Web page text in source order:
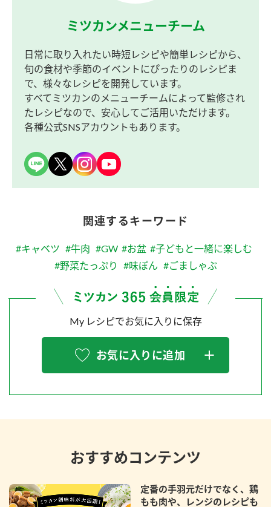
ミツカンメニューチーム
日常に取り入れたい時短レシピや簡単レシピから、
旬の食材や季節のイベントにぴったりのレシピま
で、様々なレシピを開発しています。
すべてミツカンのメニューチームによって監修され
たレシピなので、安心してご活用いただけます。
各種公式SNSアカウントもあります。
関連するキーワード
#キャベツ #牛肉 #GW #お盆 #子どもと一緒に楽しむ
#野菜たっぷり
#味ぽん #ごましゃぶ
My レシピでお気に入りに保存
お気に入りに追加
おすすめコンテンツ
定番の手羽元だけでなく、鶏
もも肉や、レンジのレシピも